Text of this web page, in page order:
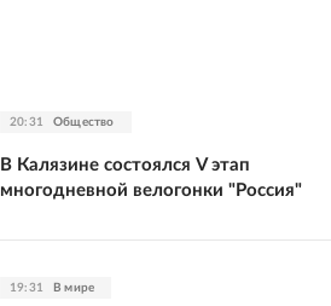
20:31 Общество
В Калязине состоялся V этап
многодневной велогонки "Россия"
19:31 В мире